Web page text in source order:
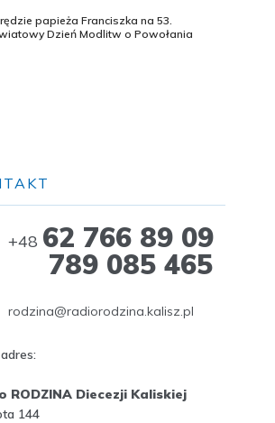
papieża Franciszka na 53.
Dzień Modlitw o Powołania
+48 62 766 89 09
789 085 465
rodzina@radiorodzina.kalisz.pl
RODZINA Diecezji Kaliskiej
144